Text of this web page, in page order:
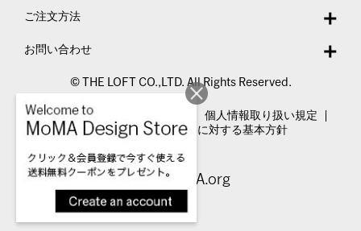
ご注文方法
お問い合わせ
© THE LOFT CO.,LTD. All Rights Reserved.
特定商取引法表示
個人情報取り扱い規定
カスタマーハラスメントに対する基本方針
Visit MoMA.org